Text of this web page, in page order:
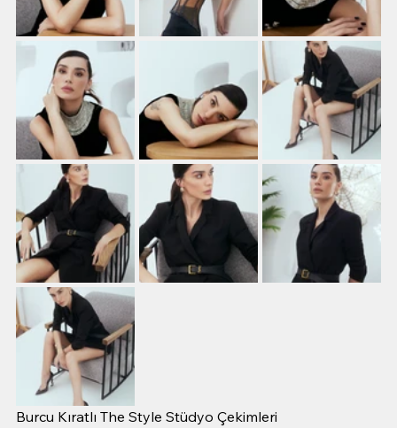
Burcu Kıratlı The Style Stüdyo Çekimleri